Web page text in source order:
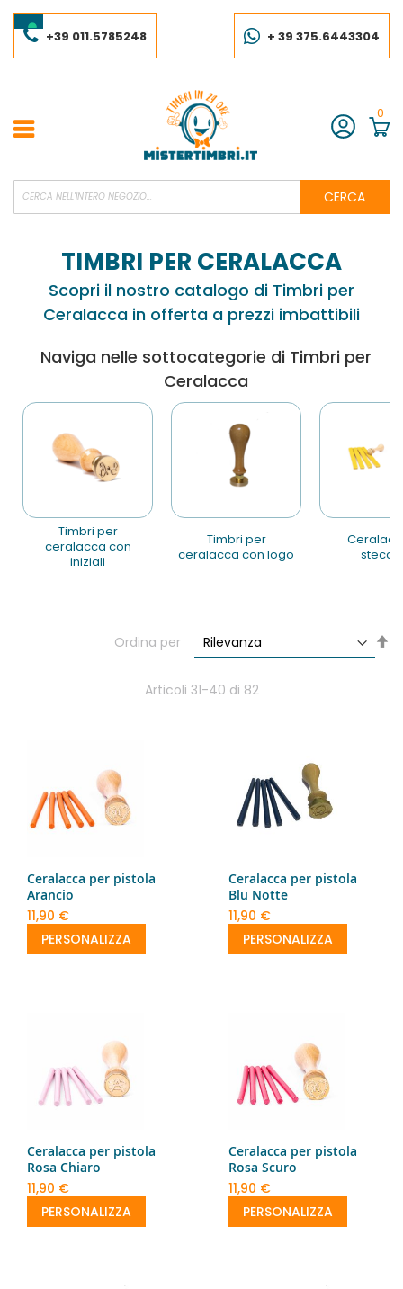
al
contenuto+39 011.5785248 + 39 375.6443304
Account
0
CERCA
TIMBRI PER CERALACCA
Scopri il nostro catalogo di Timbri per
Ceralacca in offerta a prezzi imbattibili
Naviga nelle sottocategorie di Timbri per
Ceralacca
timbri per
ceralacca con
iniziali
timbri per
ceralacca con logo
ceralacca in
Articoli 31-40 di 82
Ordina per
Ceralacca per pistola
Arancio
11,90 €
PERSONALIZZA
Ceralacca per pistola
Blu Notte
11,90 €
PERSONALIZZA
Ceralacca per pistola
Rosa Chiaro
11,90 €
PERSONALIZZA
Ceralacca per pistola
Rosa Scuro
11,90 €
PERSONALIZZA